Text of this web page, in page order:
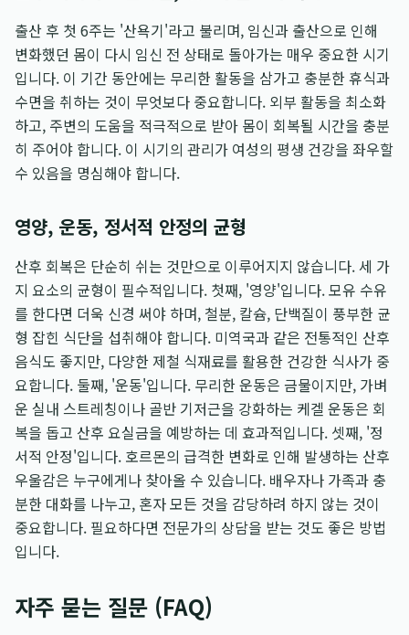
출산 후 첫 6주는 '산욕기'라고 불리며, 임신과 출산으로 인해
변화했던 몸이 다시 임신 전 상태로 돌아가는 매우 중요한 시기
입니다. 이 기간 동안에는 무리한 활동을 삼가고 충분한 휴식과
수면을 취하는 것이 무엇보다 중요합니다. 외부 활동을 최소화
하고, 주변의 도움을 적극적으로 받아 몸이 회복될 시간을 충분
히 주어야 합니다. 이 시기의 관리가 여성의 평생 건강을 좌우할
수 있음을 명심해야 합니다.
영양, 운동, 정서적 안정의 균형
산후 회복은 단순히 쉬는 것만으로 이루어지지 않습니다. 세 가
지 요소의 균형이 필수적입니다. 첫째, '영양'입니다. 모유 수유
를 한다면 더욱 신경 써야 하며, 철분, 칼슘, 단백질이 풍부한 균
형 잡힌 식단을 섭취해야 합니다. 미역국과 같은 전통적인 산후
음식도 좋지만, 다양한 제철 식재료를 활용한 건강한 식사가 중
요합니다. 둘째, '운동'입니다. 무리한 운동은 금물이지만, 가벼
운 실내 스트레칭이나 골반 기저근을 강화하는 케겔 운동은 회
복을 돕고 산후 요실금을 예방하는 데 효과적입니다. 셋째, '정
서적 안정'입니다. 호르몬의 급격한 변화로 인해 발생하는 산후
우울감은 누구에게나 찾아올 수 있습니다. 배우자나 가족과 충
분한 대화를 나누고, 혼자 모든 것을 감당하려 하지 않는 것이
중요합니다. 필요하다면 전문가의 상담을 받는 것도 좋은 방법
입니다.
자주 묻는 질문 (FAQ)